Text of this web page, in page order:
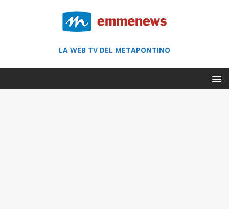
LA WEB TV DEL METAPONTINO